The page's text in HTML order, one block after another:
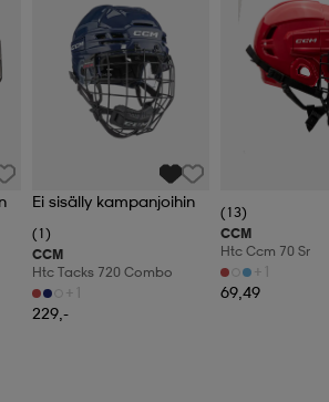
Ei sisälly kampanjoihin
(1)
CCM
Htc Tacks 720 Combo
+1
229,-
(13)
CCM
Htc Ccm 70 Sr
+1
69,49